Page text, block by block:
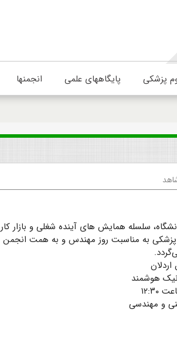
پزشکی پایگاههای علمی انجمنها
سلسله همایش های آینده شغلی و بازار کار
پزشکی به مناسبت روز مهندس و به همت انجمن
هوشمند
و مهندسی